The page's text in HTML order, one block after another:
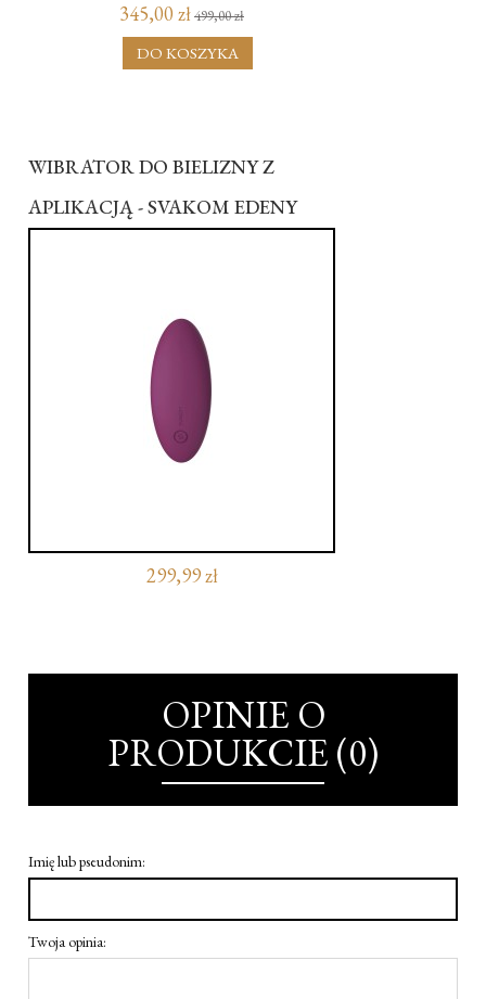
345,00 zł499,00 zł
DO KOSZYKA
WIBRATOR DO BIELIZNY Z
APLIKACJĄ - SVAKOM EDENY
299,99 zł
OPINIE O
PRODUKCIE (0)
Imię lub pseudonim:
Twoja opinia: